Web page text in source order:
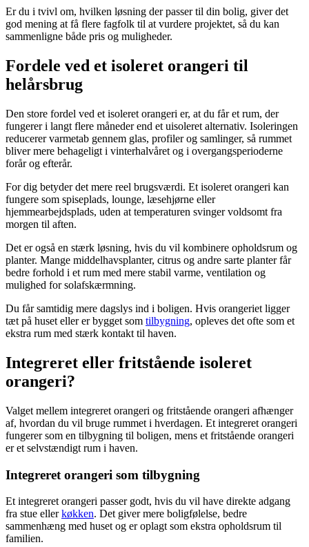
Er du i tvivl om, hvilken løsning der passer til din bolig, giver det
god mening at få flere fagfolk til at vurdere projektet, så du kan
sammenligne både pris og muligheder.
Fordele ved et isoleret orangeri til
helårsbrug
Den store fordel ved et isoleret orangeri er, at du får et rum, der
fungerer i langt flere måneder end et uisoleret alternativ. Isoleringen
reducerer varmetab gennem glas, profiler og samlinger, så rummet
bliver mere behageligt i vinterhalvåret og i overgangsperioderne
forår og efterår.
For dig betyder det mere reel brugsværdi. Et isoleret orangeri kan
fungere som spiseplads, lounge, læsehjørne eller
hjemmearbejdsplads, uden at temperaturen svinger voldsomt fra
morgen til aften.
Det er også en stærk løsning, hvis du vil kombinere opholdsrum og
planter. Mange middelhavsplanter, citrus og andre sarte planter får
bedre forhold i et rum med mere stabil varme, ventilation og
mulighed for solafskærmning.
Du får samtidig mere dagslys ind i boligen. Hvis orangeriet ligger
tæt på huset eller er bygget som tilbygning, opleves det ofte som et
ekstra rum med stærk kontakt til haven.
Integreret eller fritstående isoleret
orangeri?
Valget mellem integreret orangeri og fritstående orangeri afhænger
af, hvordan du vil bruge rummet i hverdagen. Et integreret orangeri
fungerer som en tilbygning til boligen, mens et fritstående orangeri
er et selvstændigt rum i haven.
Integreret orangeri som tilbygning
Et integreret orangeri passer godt, hvis du vil have direkte adgang
fra stue ellerkøkken. Det giver mere boligfølelse, bedre
sammenhæng med huset og er oplagt som ekstra opholdsrum til
familien.